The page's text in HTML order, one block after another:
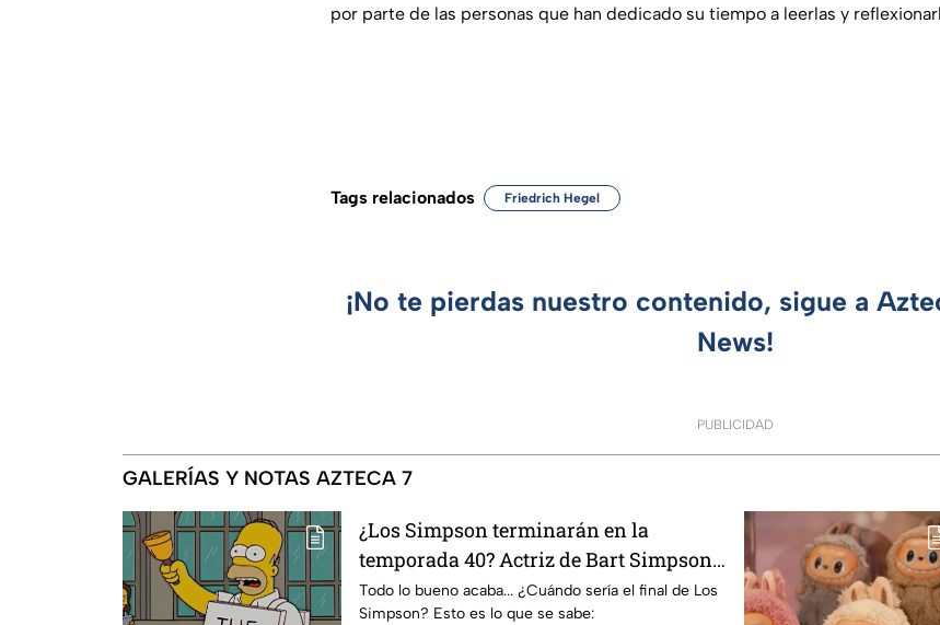
por parte de las personas que han dedicado su tiempo a leerlas y
Tags relacionados Friedrich Hegel
¡No te pierdas nuestro contenido, sigue a
News!
PUBLICIDAD
GALERÍAS Y NOTAS AZTECA 7
¿Los Simpson terminarán en la
temporada 40? Actriz de Bart Simpson
da IMPACTANTE declaración
Todo lo bueno acaba... ¿Cuándo sería el final de Los
Simpson? Esto es lo que se sabe: